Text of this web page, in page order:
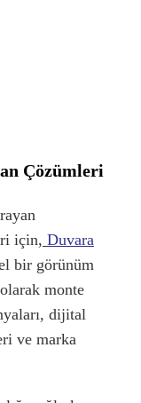
Çözümleri
için, Duvara
bir görünüm
monte
dijital
ve marka